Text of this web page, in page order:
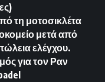
τη μοτοσικλέτα
μετά από
ελέγχου.
για τον Ραν